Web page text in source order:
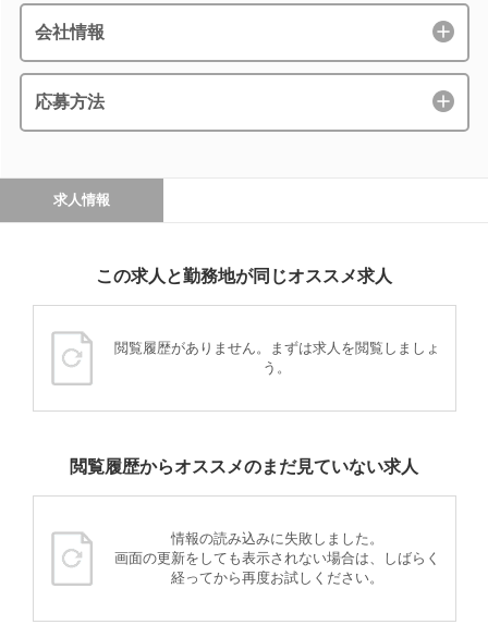
会社情報
応募方法
求人情報
この求人と勤務地が同じオススメ求人
閲覧履歴がありません。まずは求人を閲覧しましょ
う。
閲覧履歴からオススメのまだ見ていない求人
情報の読み込みに失敗しました。
画面の更新をしても表示されない場合は、しばらく
経ってから再度お試しください。